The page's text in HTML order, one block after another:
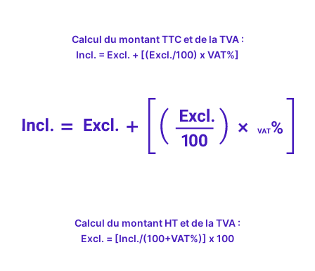
Calcul du montant TTC et de la TVA :
Incl. = Excl. + [(Excl./100) x VAT%]
Calcul du montant HT et de la TVA :
Excl. = [Incl./(100+VAT%)] x 100